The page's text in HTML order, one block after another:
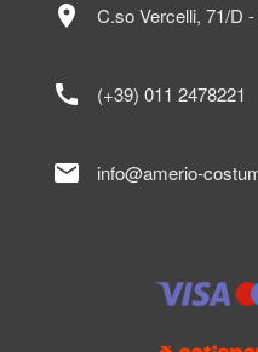
location_on C.so Vercelli, 71/D
call (+39) 011 2478221
mail info@amerio-